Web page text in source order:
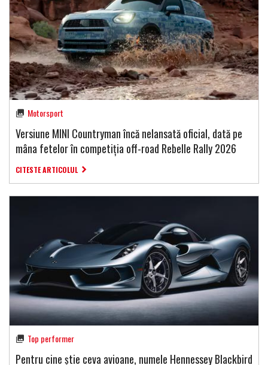
Motorsport
Versiune MINI Countryman încă nelansată oficial, dată pe
mâna fetelor în competiția off-road Rebelle Rally 2026
CITESTE ARTICOLUL
Top performer
Pentru cine știe ceva avioane, numele Hennessey Blackbird